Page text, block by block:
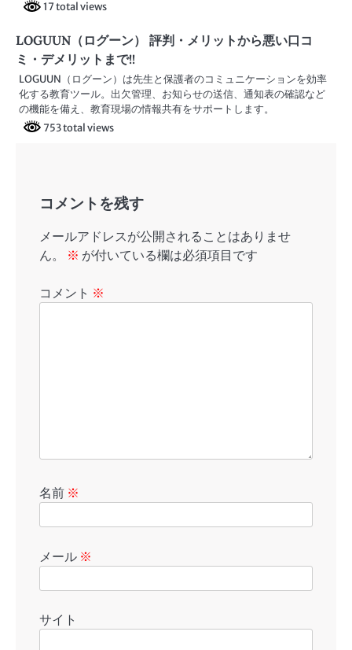
17 total views
LOGUUN（ログーン） 評判・メリットから悪い口コ
ミ・デメリットまで!!
LOGUUN（ログーン）は先生と保護者のコミュニケーションを効率
化する教育ツール。出欠管理、お知らせの送信、通知表の確認など
の機能を備え、教育現場の情報共有をサポートします。
753 total views
コメントを残す
メールアドレスが公開されることはありませ
ん。
※ が付いている欄は必須項目です
コメント ※
名前 ※
メール ※
サイト